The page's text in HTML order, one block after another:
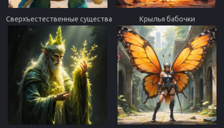
Сверхъестественные существа Крылья бабочки